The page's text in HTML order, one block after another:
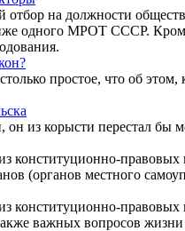
на должности
одного МРОТ СССР.
простое, что об
он из корысти перестал
правовых
(органов местного
правовых
важных вопросов жизни